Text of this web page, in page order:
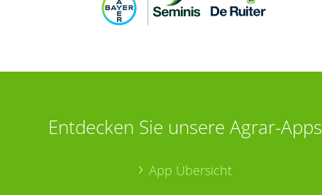
Entdecken Sie unsere Agrar-Apps
App Übersicht